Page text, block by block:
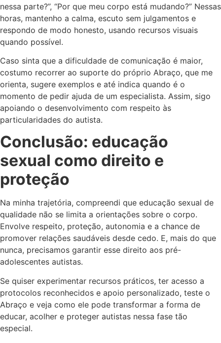
nessa parte?”, “Por que meu corpo está mudando?” Nessas
horas, mantenho a calma, escuto sem julgamentos e
respondo de modo honesto, usando recursos visuais
quando possível.
Caso sinta que a dificuldade de comunicação é maior,
costumo recorrer ao suporte do próprio Abraço, que me
orienta, sugere exemplos e até indica quando é o
momento de pedir ajuda de um especialista. Assim, sigo
apoiando o desenvolvimento com respeito às
particularidades do autista.
Conclusão: educação
sexual como direito e
proteção
Na minha trajetória, compreendi que educação sexual de
qualidade não se limita a orientações sobre o corpo.
Envolve respeito, proteção, autonomia e a chance de
promover relações saudáveis desde cedo. E, mais do que
nunca, precisamos garantir esse direito aos pré-
adolescentes autistas.
Se quiser experimentar recursos práticos, ter acesso a
protocolos reconhecidos e apoio personalizado, teste o
Abraço e veja como ele pode transformar a forma de
educar, acolher e proteger autistas nessa fase tão
especial.